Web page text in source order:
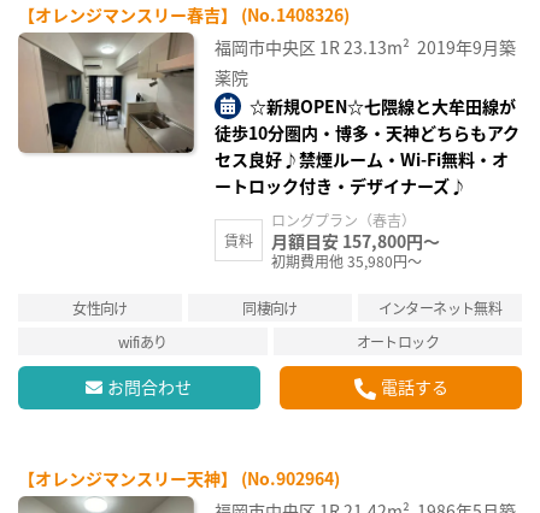
【オレンジマンスリー春吉】 (No.1408326)
福岡市中央区 1R 23.13m² 2019年9月築
薬院
☆新規OPEN☆七隈線と大牟田線が
徒歩10分圏内・博多・天神どちらもアク
セス良好♪禁煙ルーム・Wi-Fi無料・オ
ートロック付き・デザイナーズ♪
賃料
ロングプラン（春吉）
月額目安 157,800円～
初期費用他 35,980円～
女性向け 同棲向け
インターネット無料
wifiあり
オートロック
お問合わせ 電話する
【オレンジマンスリー天神】 (No.902964)